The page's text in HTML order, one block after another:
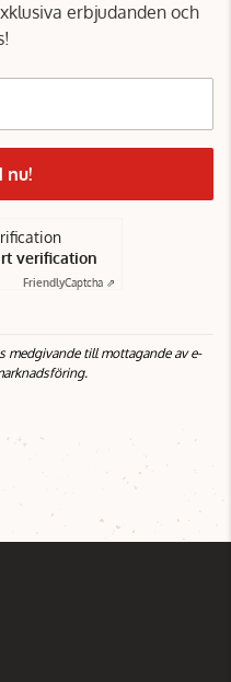
erbjudanden och
nu!
verification
FriendlyCaptcha ⇗
medgivande till mottagande av e-